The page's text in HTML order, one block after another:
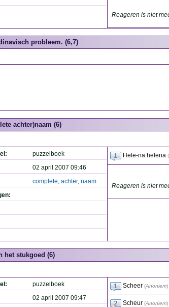
Reageren is niet
probleem. (6,7)
achter)naam (6)
puzzelboek
02 april 2007 09:46
complete, achter, naam
Hele-na helena (
Reageren is niet
het stukgoed (6)
puzzelboek
02 april 2007 09:47
Scheer (Anoniem)
Scheur (Anoniem)